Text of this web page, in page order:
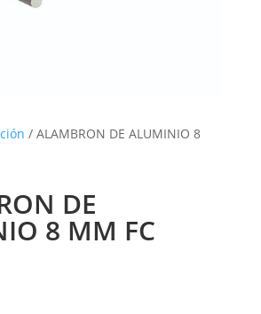
/ ALAMBRON DE ALUMINIO 8
DE
8 MM FC